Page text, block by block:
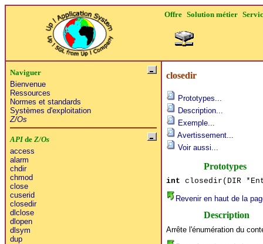
Offre Solution métier
Naviguer
Bienvenue
Ressources
Normes et standards
Systèmes d'exploitation
Z/Os
APIde Z/Os
access
alarm
chdir
chmod
close
cuserid
closedir
dlclose
dlopen
dlsym
dup
closedir
Prototypes...
Description...
Exemple...
Avertissement...
Voir aussi...
Prototypes
int closedir(DIR
Revenir en haut de la
Description
Arrête l'énumération du